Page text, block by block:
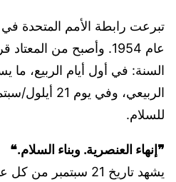
تبرعت رابطة الأمم المتحدة
عام 1954. وأصبح من
السنة: في أول أيام الربيع، ما
الربيعي، وفي
للسلام.
❞إنهاء العنصرية. وبناء السلام.❝
يشهد تاريخ 21 سبتمبر